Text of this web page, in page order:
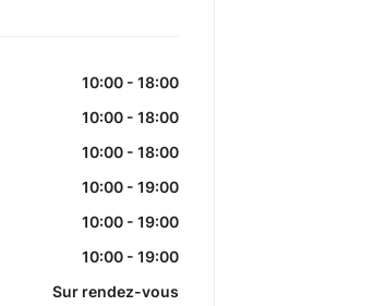
10:00 - 18:00
10:00 - 18:00
10:00 - 18:00
10:00 - 19:00
10:00 - 19:00
10:00 - 19:00
Sur rendez-vous